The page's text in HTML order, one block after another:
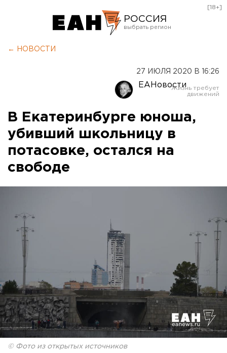
РОССИЯ
Оренбург
[18+]
← НОВОСТИ
27 ИЮЛЯ 2020 В 16:26
ЕАНовости
В Екатеринбурге юноша,
убивший школьницу в
потасовке, остался на
свободе
© Фото из открытых источников